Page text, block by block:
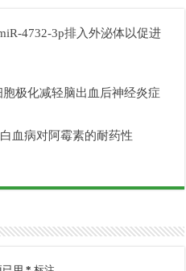
4732-3p排入外泌体以促进
极化减轻脑出血后神经炎症
血病对阿霉素的耐药性